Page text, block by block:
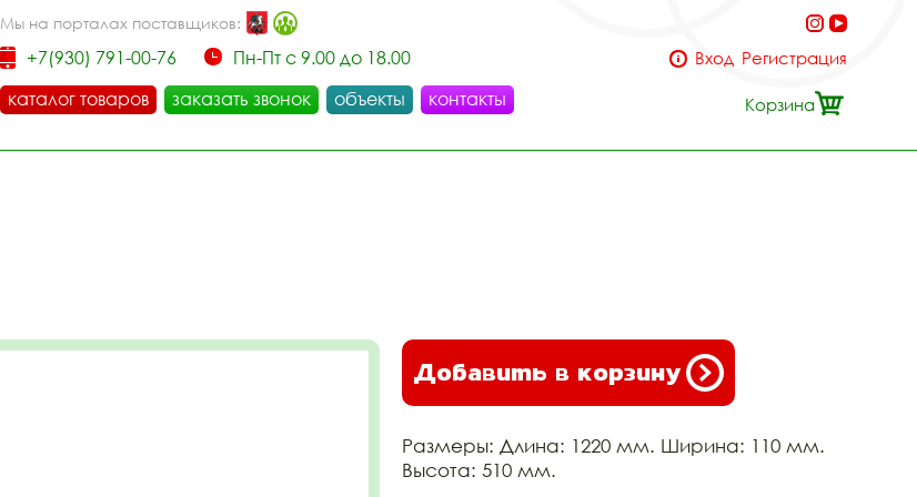
Мы на порталах поставщиков:
+7(930) 791-00-76
Пн-Пт с 9.00 до 18.00
каталог товаров
заказать звонок объекты контакты
Вход Регистрация
Корзина
Добавить в корзину
Размеры: Длина: 1220 мм. Ширина: 110 мм.
Высота: 510 мм.